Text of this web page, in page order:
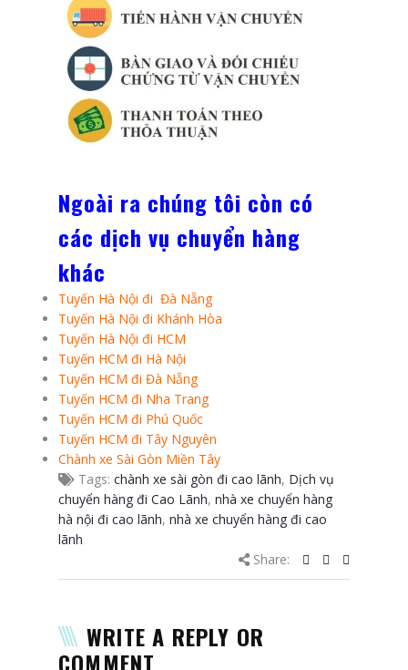
Ngoài ra chúng tôi còn có
các dịch vụ chuyển hàng
khác
Tuyến Hà Nội đi Đà Nẵng
Tuyến Hà Nội đi Khánh Hòa
Tuyến Hà Nội đi HCM
Tuyến HCM đi Hà Nội
Tuyến HCM đi Đà Nẵng
Tuyến HCM đi Nha Trang
Tuyến HCM đi Phú Quốc
Tuyến HCM đi Tây Nguyên
Chành xe Sài Gòn Miền Tây
Tags: chành xe sài gòn đi cao lãnh, Dịch vụ
chuyển hàng đi Cao Lãnh, nhà xe chuyển hàng
hà nội đi cao lãnh, nhà xe chuyển hàng đi cao
lãnh
Share:
WRITE A REPLY OR
COMMENT